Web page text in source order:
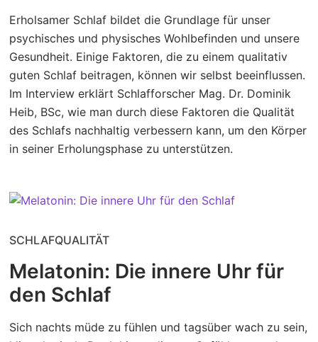
Erholsamer Schlaf bildet die Grundlage für unser
psychisches und physisches Wohlbefinden und unsere
Gesundheit. Einige Faktoren, die zu einem qualitativ
guten Schlaf beitragen, können wir selbst beeinflussen.
Im Interview erklärt Schlafforscher Mag. Dr. Dominik
Heib, BSc, wie man durch diese Faktoren die Qualität
des Schlafs nachhaltig verbessern kann, um den Körper
in seiner Erholungsphase zu unterstützen.
SCHLAFQUALITÄT
Melatonin: Die innere Uhr für
den Schlaf
Sich nachts müde zu fühlen und tagsüber wach zu sein,